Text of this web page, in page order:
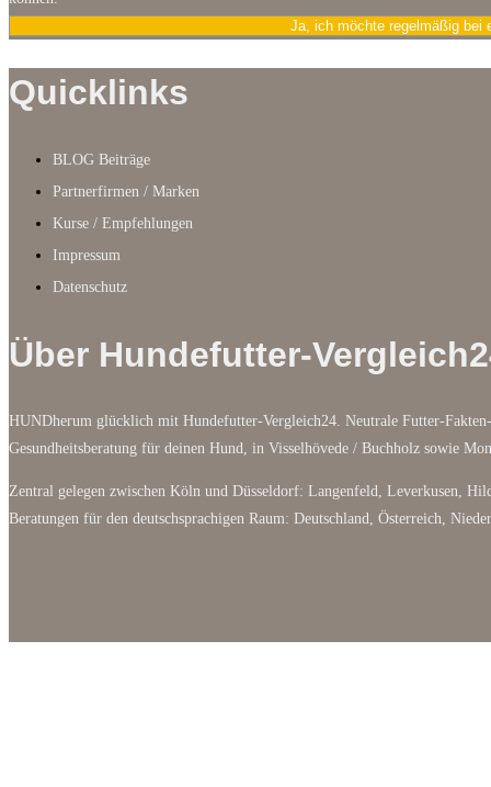
Ja, ich möchte regelmäßig bei
Quicklinks
BLOG Beiträge
Partnerfirmen / Marken
Kurse / Empfehlungen
Impressum
Datenschutz
Über Hundefutter-
HUNDherum glücklich mit Hundefutter-Vergleich24. Neutrale Futter-
Gesundheitsberatung für deinen Hund, in Visselhövede / Buchholz sowie
Zentral gelegen zwischen Köln und Düsseldorf: Langenfeld, Leverkusen,
Beratungen für den deutschsprachigen Raum: Deutschland, Österreich,